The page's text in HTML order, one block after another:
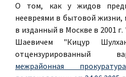
О том, как у жидов
неевреями в бытовой жизни,
в изданный в Москве в 2001
Шаевичем "Кицур
отцензурированный
межрайонная